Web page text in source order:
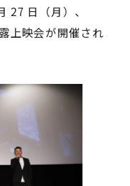
27 ⽇（⽉）、
上映会が開催され